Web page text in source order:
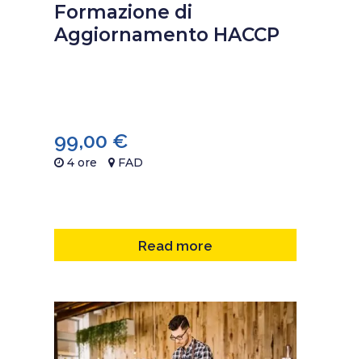
Formazione di
Aggiornamento HACCP
99,00 €
4 ore FAD
Read more